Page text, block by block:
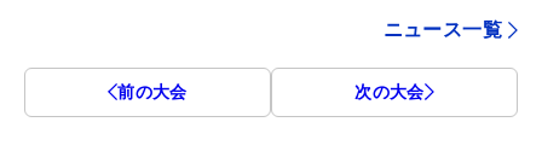
ニュース一覧
前の大会 次の大会